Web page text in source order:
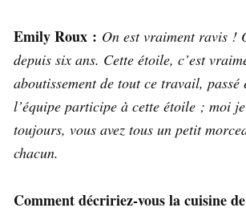
Emily Roux : On est vraiment ravis !
depuis six ans. Cette étoile, c’est
aboutissement de tout ce travail, passé
l’équipe participe à cette étoile ; moi
toujours, vous avez tous un petit
chacun.
Comment décririez-vous la cuisine